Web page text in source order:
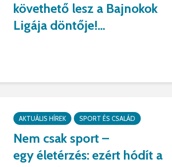
követhető lesz a Bajnokok
Ligája döntője!...
AKTUÁLIS HÍREK SPORT ÉS CSALÁD
Nem csak sport –
egy életérzés: ezért hódít a